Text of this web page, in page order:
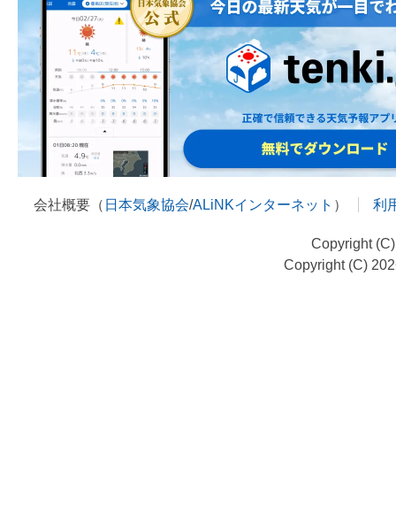
会社概要（ 日本気象協会/ALiNKインターネット ） 利
Copyright
Copyright (C)